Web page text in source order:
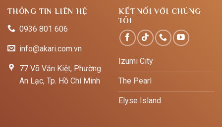
THÔNG TIN LIÊN HỆ
0936 801 606
info@akari.com.vn
77 Võ Văn Kiệt, Phường
An Lạc, Tp. Hồ Chí Minh
KẾT NỐI VỚI CHÚNG
TÔI
Izumi City
The Pearl
Elyse Island